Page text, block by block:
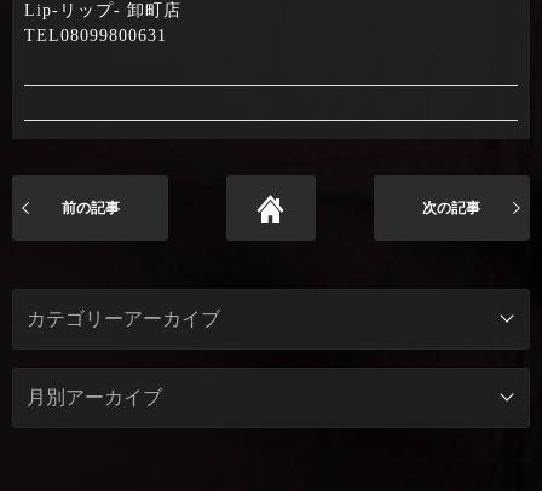
Lip-リップ- 卸町店
TEL08099800631
前の記事 次の記事